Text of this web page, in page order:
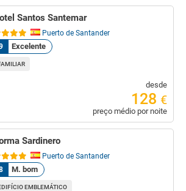
Santos Santemar
Puerto de Santander
Excelente
desde
128 €
preço médio por noite
Sardinero
Puerto de Santander
M. bom
EMBLEMÁTICO